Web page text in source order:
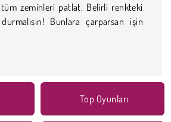
zeminleri patlat. Belirli renkteki
Bunlara çarparsan işin
Top Oyunları